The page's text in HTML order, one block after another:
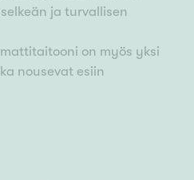
ja turvallisen
on myös yksi
nousevat esiin
puolesta ja asiakkaan